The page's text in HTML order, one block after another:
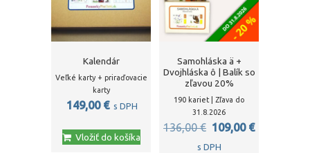
Kalendár
Veľké karty + priraďovacie
karty
149,00 € s DPH
Vložiť do košíka
Samohláska ä +
Dvojhláska ô | Balík so
zľavou 20%
190 kariet | Zľava do
31.8.2026
136,00€ Pôvodná
cena
109,00 €
s DPH